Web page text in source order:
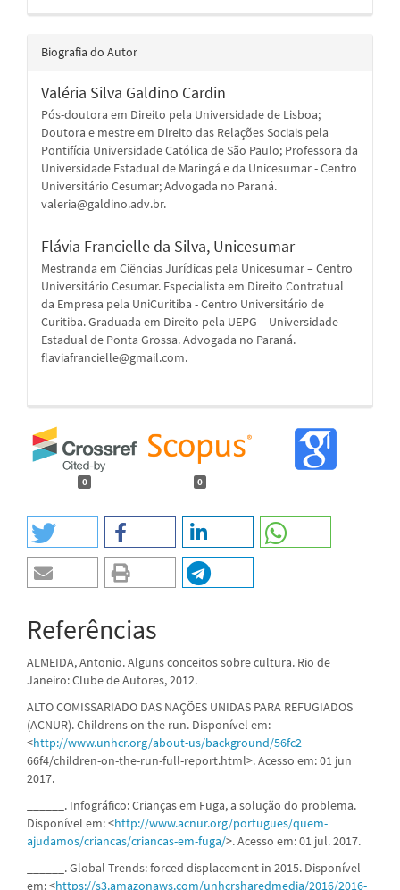
Biografia do Autor
Valéria Silva Galdino Cardin
Pós-doutora em Direito pela Universidade de Lisboa;
Doutora e mestre em Direito das Relações Sociais pela
Pontifícia Universidade Católica de São Paulo; Professora da
Universidade Estadual de Maringá e da Unicesumar - Centro
Universitário Cesumar; Advogada no Paraná.
valeria@galdino.adv.br.
Flávia Francielle da Silva, Unicesumar
Mestranda em Ciências Jurídicas pela Unicesumar – Centro
Universitário Cesumar. Especialista em Direito Contratual
da Empresa pela UniCuritiba - Centro Universitário de
Curitiba. Graduada em Direito pela UEPG – Universidade
Estadual de Ponta Grossa. Advogada no Paraná.
flaviafrancielle@gmail.com.
0 0
Referências
ALMEIDA, Antonio. Alguns conceitos sobre cultura. Rio de
Janeiro: Clube de Autores, 2012.
ALTO COMISSARIADO DAS NAÇÕES UNIDAS PARA REFUGIADOS
(ACNUR). Childrens on the run. Disponível em:
<http://www.unhcr.org/about-us/background/56fc2
66f4/children-on-the-run-full-report.html>. Acesso em: 01 jun
2017.
______. Infográfico: Crianças em Fuga, a solução do problema.
Disponível em: <http://www.acnur.org/portugues/quem-
ajudamos/criancas/criancas-em-fuga/>. Acesso em: 01 jul. 2017.
______. Global Trends: forced displacement in 2015. Disponível
em: <https://s3.amazonaws.com/unhcrsharedmedia/2016/2016-